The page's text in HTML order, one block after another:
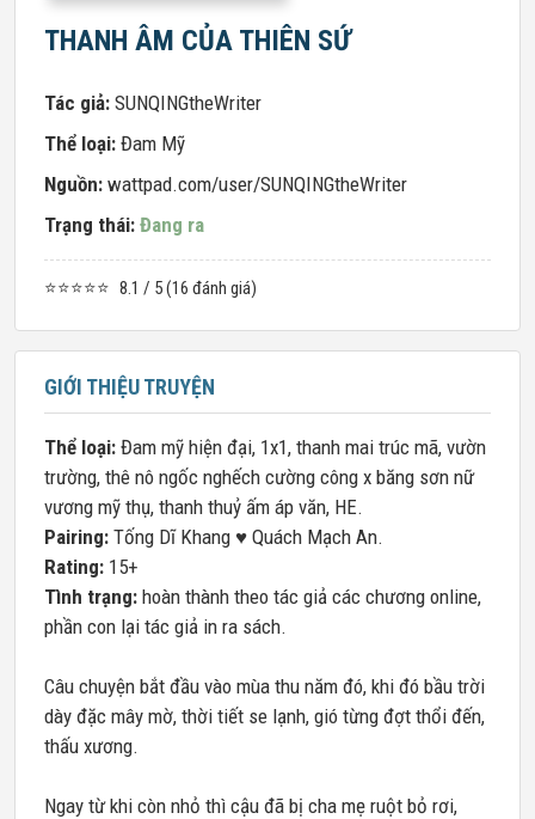
THANH ÂM CỦA THIÊN SỨ
Tác giả: SUNQINGtheWriter
Thể loại: Đam Mỹ
Nguồn: wattpad.com/user/SUNQINGtheWriter
Trạng thái: Đang ra
⭐⭐⭐⭐⭐ 8.1 / 5 (16 đánh giá)
GIỚI THIỆU TRUYỆN
Thể loại: Đam mỹ hiện đại, 1x1, thanh mai trúc mã, vườn
trường, thê nô ngốc nghếch cường công x băng sơn nữ
vương mỹ thụ, thanh thuỷ ấm áp văn, HE.
Pairing: Tống Dĩ Khang ♥ Quách Mạch An.
Rating: 15+
Tình trạng: hoàn thành theo tác giả các chương online,
phần con lại tác giả in ra sách.
Câu chuyện bắt đầu vào mùa thu năm đó, khi đó bầu trời
dày đặc mây mờ, thời tiết se lạnh, gió từng đợt thổi đến,
thấu xương.
Ngay từ khi còn nhỏ thì cậu đã bị cha mẹ ruột bỏ rơi,